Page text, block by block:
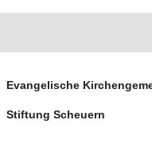
Evangelische
Stiftung Scheuern